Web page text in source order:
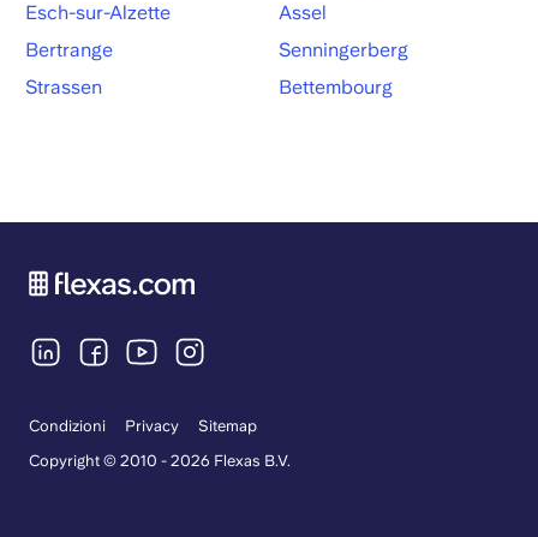
Esch-sur-Alzette
Bertrange
Strassen
Assel
Senningerberg
Bettembourg
Condizioni Privacy
Sitemap
Copyright © 2010 - 2026 Flexas B.V.